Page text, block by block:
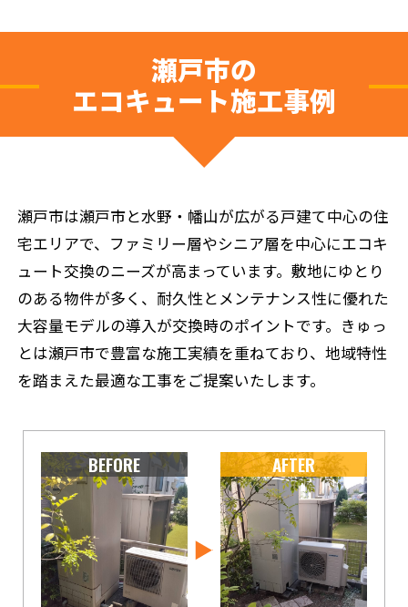
瀬戸市の
エコキュート施工事例
瀬戸市は瀬戸市と水野・幡山が広がる戸建て中心の住
宅エリアで、ファミリー層やシニア層を中心にエコキ
ュート交換のニーズが高まっています。敷地にゆとり
のある物件が多く、耐久性とメンテナンス性に優れた
大容量モデルの導入が交換時のポイントです。きゅっ
とは瀬戸市で豊富な施工実績を重ねており、地域特性
を踏まえた最適な工事をご提案いたします。
BEFORE AFTER